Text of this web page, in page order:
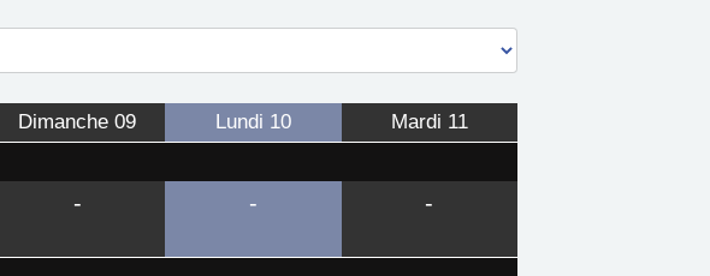
Dimanche 09 Lundi 10 Mardi 11
- - -